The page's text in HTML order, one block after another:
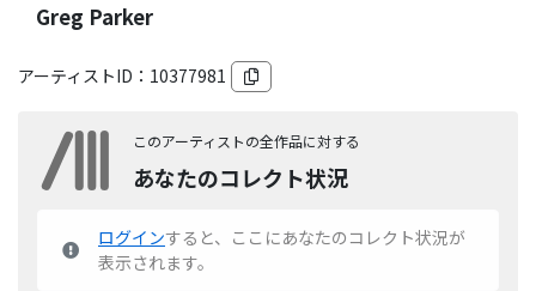
Greg Parker
アーティストID： 10377981
このアーティストの全作品に対する
あなたのコレクト状況
ログインすると、ここにあなたのコレクト状況が
表示されます。